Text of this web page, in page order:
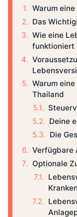
Warum
Das
Wie eine
funktioniert
Warum
Thailand
Deine
Die
Verfügbare
Optionale